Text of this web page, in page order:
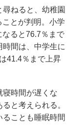
ねると、幼稚園
とが判明。小学
ると76.7％まで
間は、中学生に
41.4％まで上昇
寝時間が遅くな
と考えられる。
ることも睡眠時間